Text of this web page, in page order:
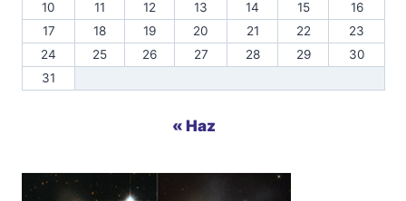
10
11 12 13 14 15
16
17
18 19 20 21 22
23
24
25 26 27 28 29
30
31
« Haz